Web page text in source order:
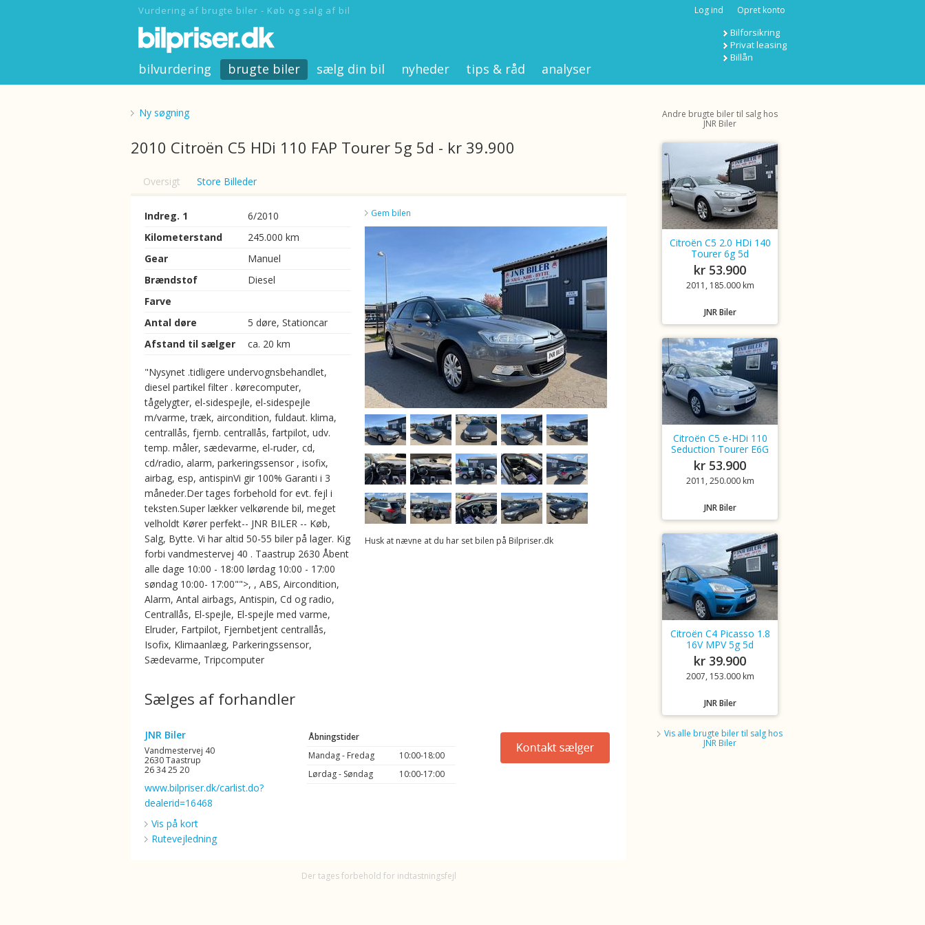
Vurdering af brugte biler - Køb og salg af bil Log ind Opret konto
Bilforsikring
Privat leasing
Billån
bilvurdering brugte biler sælg din bil nyheder tips & råd analyser
Ny søgning
2010 Citroën C5 HDi 110 FAP Tourer 5g 5d - kr 39.900
Oversigt Store Billeder
Indreg. 1
6/2010
Kilometerstand
245.000 km
Gear
Manuel
Brændstof
Diesel
Farve
Antal døre
5 døre, Stationcar
Afstand til sælger
ca. 20 km
"Nysynet .tidligere undervognsbehandlet,
diesel partikel filter . kørecomputer,
tågelygter, el-sidespejle, el-sidespejle
m/varme, træk, aircondition, fuldaut. klima,
centrallås, fjernb. centrallås, fartpilot, udv.
temp. måler, sædevarme, el-ruder, cd,
cd/radio, alarm, parkeringssensor , isofix,
airbag, esp, antispinVi gir 100% Garanti i 3
måneder.Der tages forbehold for evt. fejl i
teksten.Super lækker velkørende bil, meget
velholdt Kører perfekt-- JNR BILER -- Køb,
Salg, Bytte. Vi har altid 50-55 biler på lager. Kig
forbi vandmestervej 40 . Taastrup 2630 Åbent
alle dage 10:00 - 18:00 lørdag 10:00 - 17:00
søndag 10:00- 17:00"">, , ABS, Aircondition,
Alarm, Antal airbags, Antispin, Cd og radio,
Centrallås, El-spejle, El-spejle med varme,
Elruder, Fartpilot, Fjernbetjent centrallås,
Isofix, Klimaanlæg, Parkeringssensor,
Sædevarme, Tripcomputer
Gem bilen
Husk at nævne at du har set bilen på Bilpriser.dk
Sælges af forhandler
JNR Biler
Vandmestervej 40
2630 Taastrup
26 34 25 20
www.bilpriser.dk/carlist.do?
dealerid=16468
Vis på kort
Rutevejledning
Åbningstider
Mandag - Fredag
10:00-18:00
Lørdag - Søndag
10:00-17:00
Der tages forbehold for indtastningsfejl
Andre brugte biler til salg hos
JNR Biler
Citroën C5 2.0 HDi 140
Tourer 6g 5d
kr 53.900
2011, 185.000 km
JNR Biler
Citroën C5 e-HDi 110
Seduction Tourer E6G
kr 53.900
2011, 250.000 km
JNR Biler
Citroën C4 Picasso 1.8
16V MPV 5g 5d
kr 39.900
2007, 153.000 km
JNR Biler
Vis alle brugte biler til salg hos
JNR Biler